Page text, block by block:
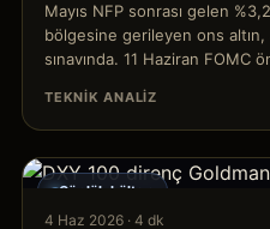
Mayıs NFP sonrası gelen
bölgesine gerileyen ons
sınavında. 11 Haziran FOMC
TEKNIK ANALIZ
Günlük bülten
4 Haz 2026 · 4 dk